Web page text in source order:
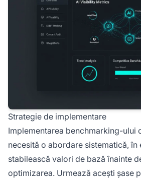
Strategie de implementare
Implementarea benchmarking-ului
necesită o abordare sistematică, în
stabilească valori de bază înainte
optimizarea. Urmează acești șase